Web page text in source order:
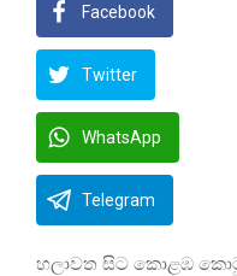
Facebook
Twitter
WhatsApp
Telegram
හලාවත සිට කොළඹ